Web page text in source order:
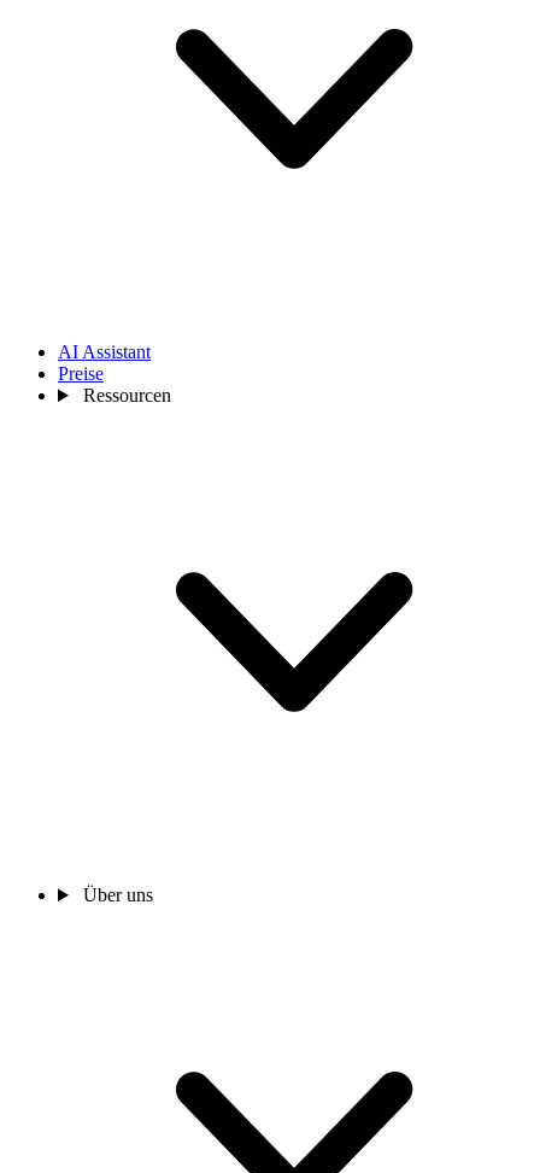
AI Assistant
Preise
Ressourcen
Über uns